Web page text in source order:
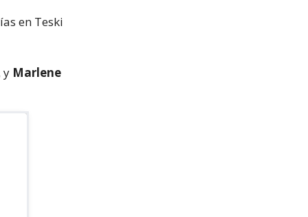
en Teski
y Marlene